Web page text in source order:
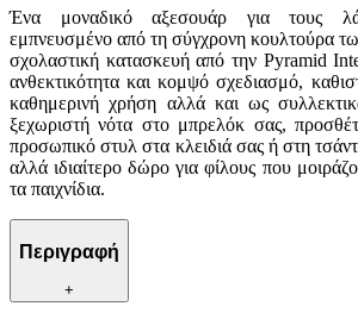
Ένα μοναδικό αξεσουάρ για τους
εμπνευσμένο από τη σύγχρονη κουλτούρα
σχολαστική κατασκευή από την Pyramid
ανθεκτικότητα και κομψό σχεδιασμό,
καθημερινή χρήση αλλά και ως
ξεχωριστή νότα στο μπρελόκ σας,
προσωπικό στυλ στα κλειδιά σας ή στη
αλλά ιδιαίτερο δώρο για φίλους που
τα παιχνίδια.
Περιγραφή
+